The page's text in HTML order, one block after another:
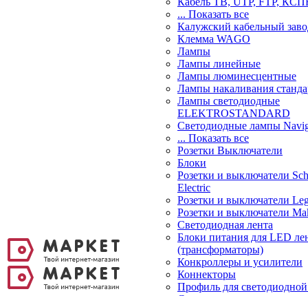
... Показать все
Калужский кабельный
Клемма WAGO
Лампы
Лампы линейные
Лампы люминесцентные
Лампы накаливания
Лампы светодиодные
ELEKTROSTANDARD
Светодиодные лампы
... Показать все
Розетки Выключатели
Блоки
Розетки и выключатели
Electric
Розетки и выключатели
Розетки и выключатели
Светодиодная лента
Блоки питания для LED
(трансформаторы)
Конкроллеры и усилители
Коннекторы
Профиль для